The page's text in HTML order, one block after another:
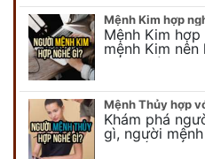
Mệnh Kim hợp
mệnh Kim
tiết người
Khám phá
gì, người
Chi tiết nghề